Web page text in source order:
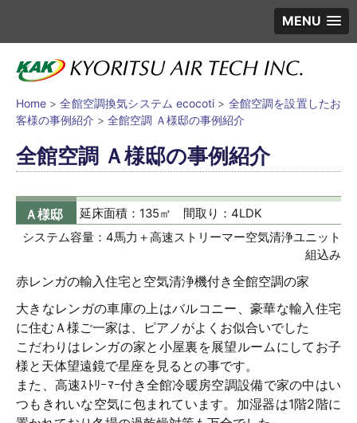
MENU
Home >全館空調換気システム ecocoti > 全館空調を設置したお
客様の事例紹介 > 全館空調 Ａ様邸の事例紹介
全館空調 Ａ様邸の事例紹介
Ａ様邸 延床面積：135㎡
間取り：4LDK
システム容量：4馬力＋高速ストリーマー空気清浄ユニット
組込み
赤レンガの輸入住宅と空気清浄機付き全館空調の家
大きなレンガの車庫の上はバルコニー、豪華な輸入住宅
に住むＡ様ご一家は、ピアノがよくお似合いでした
こだわりはレンガの家と小屋裏を展望ルームにしてお子
様と天体望遠鏡で星座を見るとの事です。
また、高速ｽﾄﾘｰﾏｰ付き全館冷暖房空調設備で家の中はい
つもきれいな空気に包まれています。加湿器は1階2階に